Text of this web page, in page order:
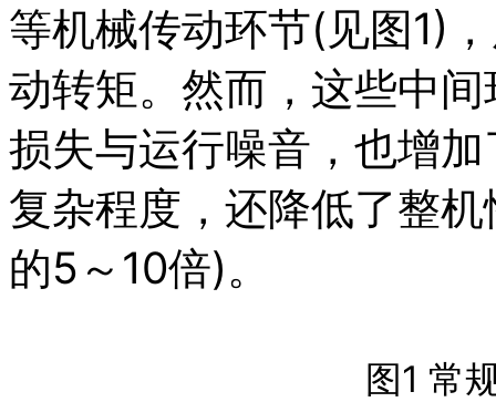
等机械传动环节(见图1)
动转矩。然而，这些中
损失与运行噪音，也增
复杂程度，还降低了整
的5～10倍)。
图1 常